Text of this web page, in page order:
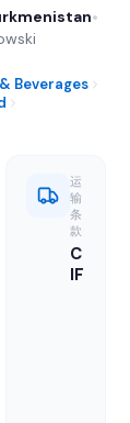
览更多活跃的
活跃进口
oil 在全球市
oil 采购
应商以批量进
oil
点击本页的"
oil
•
Beverages
运
输
条
款
C
IF